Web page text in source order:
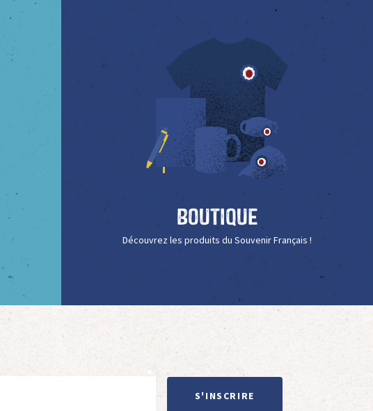
Boutique
Découvrez les produits du Souvenir Français !
S'INSCRIRE